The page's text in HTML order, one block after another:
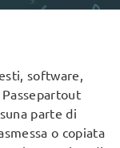
software,
parte di
o copiata